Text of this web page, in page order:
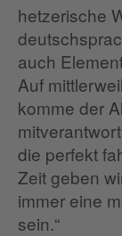
hetzerische
auch
Auf
komme der
die perfekt
Zeit geben
immer eine
sein.“